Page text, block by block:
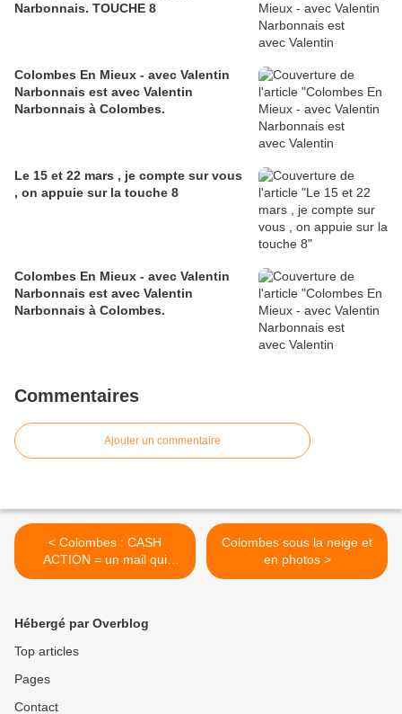
Narbonnais. TOUCHE 8
Colombes En Mieux - avec Valentin
Narbonnais est avec Valentin
Narbonnais à Colombes.
Le 15 et 22 mars , je compte sur vous
, on appuie sur la touche 8
Colombes En Mieux - avec Valentin
Narbonnais est avec Valentin
Narbonnais à Colombes.
Commentaires
Ajouter un commentaire
< Colombes : CASH
ACTION = un mail qui
dérange à la Mairie de
Colombes sous la neige et
en photos >
Hébergé par Overblog
Top articles
Pages
Contact